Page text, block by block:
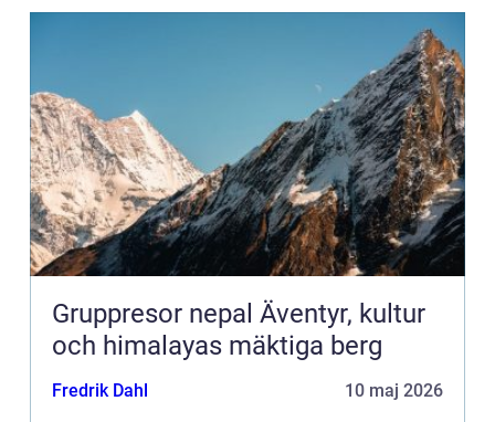
Gruppresor nepal Äventyr, kultur
och himalayas mäktiga berg
Fredrik Dahl 10 maj 2026